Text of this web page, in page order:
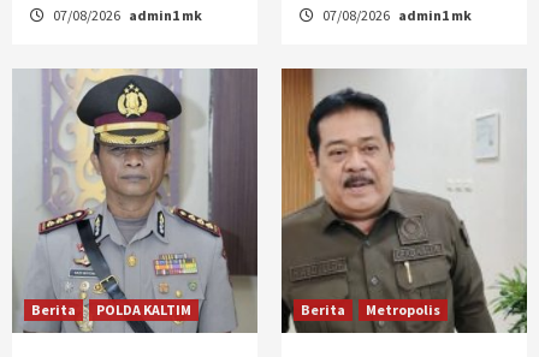
07/08/2026 admin1 mk 07/08/2026 admin1 mk
Berita POLDA KALTIM Berita Metropolis